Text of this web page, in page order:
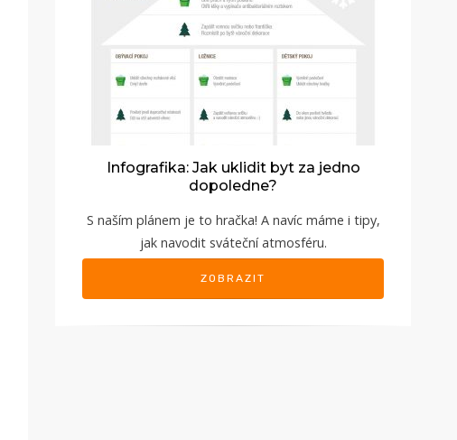
Infografika: Jak uklidit byt za jedno
dopoledne?
S naším plánem je to hračka! A navíc máme i tipy,
jak navodit sváteční atmosféru.
ZOBRAZIT